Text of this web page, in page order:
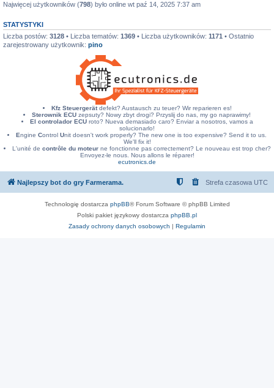
Najwięcej użytkowników (798) było online wt paź 14, 2025 7:37 am
STATYSTYKI
Liczba postów: 3128 • Liczba tematów: 1369 • Liczba użytkowników: 1171 • Ostatnio
zarejestrowany użytkownik: pino
Kfz Steuergerätdefekt? Austausch zu teuer? Wir reparieren es!
Sterownik ECU zepsuty? Nowy zbyt drogi? Przyslij do nas, my go naprawimy!
El controlador ECUroto? Nueva demasiado caro? Enviar a nosotros, vamos a
solucionarlo!
Engine Control Unit doesn't work properly? The new one is too expensive? Send it to us.
We'll fix it!
L'unité de contrôle du moteurne fonctionne pas correctement? Le nouveau est trop cher?
Envoyez-le nous. Nous allons le réparer!
ecutronics.de
Najlepszy bot do gry Farmerama. Strefa czasowa UTC
Technologię dostarcza phpBB® Forum Software © phpBB Limited
Polski pakiet językowy dostarcza phpBB.pl
Zasady ochrony danych osobowych
Regulamin